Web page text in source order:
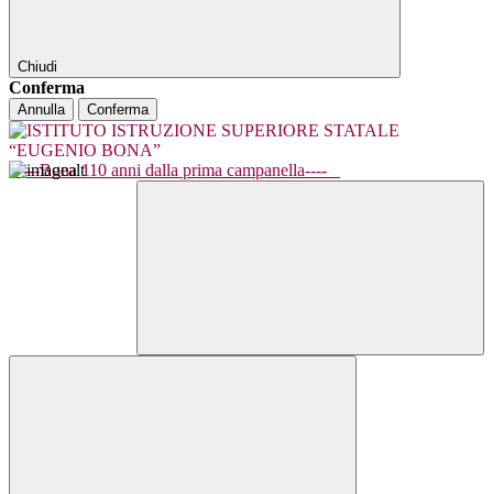
Chiudi
Conferma
Annulla Conferma
----Bona 110 anni dalla prima campanella----